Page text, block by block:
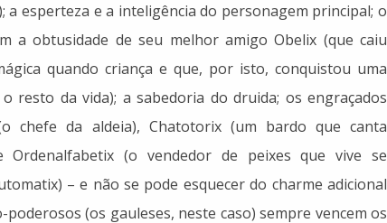
a esperteza e a inteligência do personagem principal; o
a obtusidade de seu melhor amigo Obelix (que caiu
quando criança e que, por isto, conquistou uma
resto da vida); a sabedoria do druida; os engraçados
chefe da aldeia), Chatotorix (um bardo que canta
Ordenalfabetix (o vendedor de peixes que vive se
– e não se pode esquecer do charme adicional
(os gauleses, neste caso) sempre vencem os